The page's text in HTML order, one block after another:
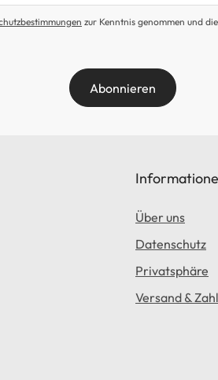
zur Kenntnis genommen und die
Abonnieren
Über uns
Datenschutz
Privatsphäre
Versand &